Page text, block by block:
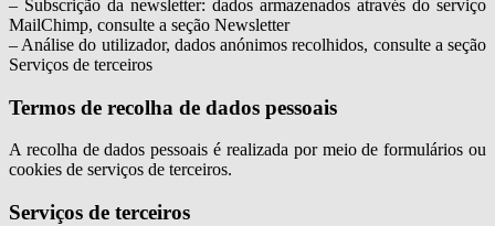
– Subscrição da newsletter: dados armazenados através do serviço
MailChimp, consulte a seção Newsletter
– Análise do utilizador, dados anónimos recolhidos, consulte a seção
Serviços de terceiros
Termos de recolha de dados pessoais
A recolha de dados pessoais é realizada por meio de formulários ou
cookies de serviços de terceiros.
Serviços de terceiros